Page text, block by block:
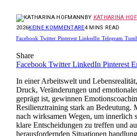
BY KATHARINA
2026KEINE KOMMENTARE4 MINS READ
Facebook Twitter Pinterest LinkedIn Telegram
Share
Facebook Twitter LinkedIn Pinterest
In einer Arbeitswelt und
Druck, Veränderungen und
geprägt ist, gewinnen
Resilienztraining stark an Bedeutung.
nach wirksamen Wegen, um innerlich
klare Entscheidungen zu treffen und
herausfordernden Situationen